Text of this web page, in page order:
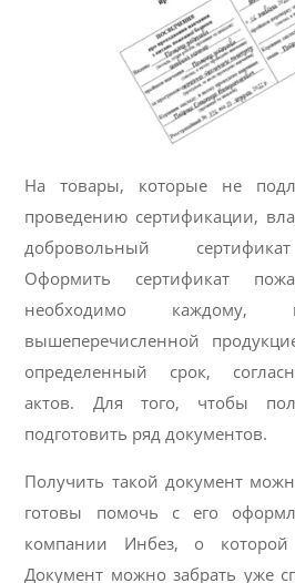
На товары, которые не
проведению сертификации,
добровольный
Оформить сертификат
необходимо
вышеперечисленной
определенный срок,
актов. Для того, чтобы
подготовить ряд документов.
Получить такой документ
готовы помочь с его
компании Инбез, о
Документ можно забрать уже